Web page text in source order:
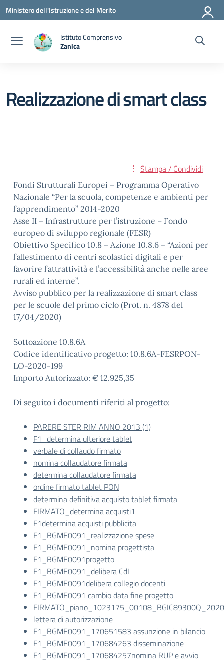
Vai ai contenuti
Vai al menu di navigazione
Vai al footer
Ministero dell'Istruzione e del Merito
Istituto Comprensivo
Zanica
Realizzazione di smart class
Stampa / Condividi
Fondi Strutturali Europei – Programma Operativo
Nazionale “Per la scuola, competenze e ambienti per
l’apprendimento” 2014-2020
Asse II – Infrastrutture per l’istruzione – Fondo
europeo di sviluppo regionale (FESR)
Obiettivo Specifico 10.8 – Azione 10.8.6 – “Azioni per
l’allestimento di centri scolastici digitali e per
favorire l’attrattività e l’accessibilità anche nelle aree
rurali ed interne”.
Avviso pubblico per la realizzazione di smart class
per le scuole del primo ciclo (Prot. n. 4878 del
17/04/2020)
Sottoazione 10.8.6A
Codice identificativo progetto: 10.8.6A-FESRPON-
LO-2020-199
Importo Autorizzato: € 12.925,35
Di seguito i documenti riferiti al progetto:
PARERE STER RIM ANNO 2013 (1)
F1_determina ulteriore tablet
verbale di collaudo firmato
nomina collaudatore firmata
determina collaudatore firmata
ordine firmato tablet PON
determina definitiva acquisto tablet firmata
FIRMATO_determina acquisti1
F1determina acquisti pubblicita
F1_BGME0091_realizzazione spese
F1_BGME0091_nomina progettista
F1_BGME0091progetto
F1_BGME0091_delibera CdI
F1_BGME0091delibera collegio docenti
F1_BGME0091 cambio data fine progetto
lettera di autorizzazione
F1_BGME0091_170651583 assunzione in bilancio
F1_BGME0091_170684263 disseminazione
F1_BGME0091_170684257nomina RUP e avvio